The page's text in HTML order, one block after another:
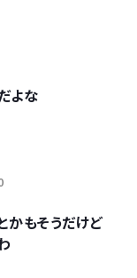
よな
かもそうだけど